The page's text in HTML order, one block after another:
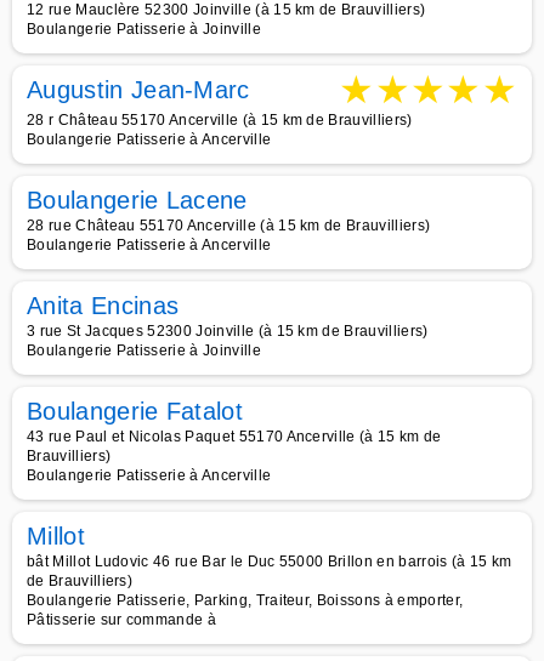
12 rue Mauclère 52300 Joinville (à 15 km de Brauvilliers)
Boulangerie Patisserie à Joinville
Augustin Jean-Marc ★★★★★
28 r Château 55170 Ancerville (à 15 km de Brauvilliers)
Boulangerie Patisserie à Ancerville
Boulangerie Lacene
28 rue Château 55170 Ancerville (à 15 km de Brauvilliers)
Boulangerie Patisserie à Ancerville
Anita Encinas
3 rue St Jacques 52300 Joinville (à 15 km de Brauvilliers)
Boulangerie Patisserie à Joinville
Boulangerie Fatalot
43 rue Paul et Nicolas Paquet 55170 Ancerville (à 15 km de
Brauvilliers)
Boulangerie Patisserie à Ancerville
Millot
bât Millot Ludovic 46 rue Bar le Duc 55000 Brillon en barrois (à 15 km
de Brauvilliers)
Boulangerie Patisserie, Parking, Traiteur, Boissons à emporter,
Pâtisserie sur commande à